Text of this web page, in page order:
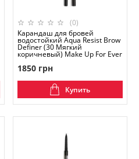
(0)
Карандаш для бровей
водостойкий Aqua Resist Brow
Definer (30 Мягкий
коричневый) Make Up For Ever
1850 грн
Купить